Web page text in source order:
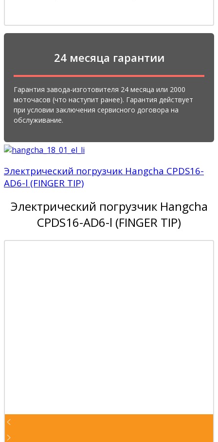
24 месяца гарантии
Гарантия завода-изготовителя 24 месяца или 2000
моточасов (что наступит ранее). Гарантия действует
при условии заключения сервисного договора на
обслуживание.
Электрический погрузчик Hangcha CPDS16-
AD6-l (FINGER TIP)
Электрический погрузчик Hangcha
CPDS16-AD6-l (FINGER TIP)